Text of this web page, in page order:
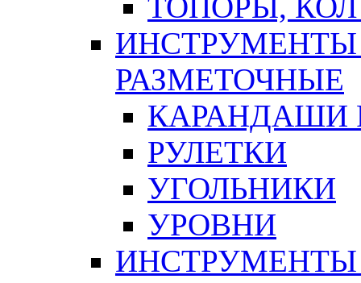
ТОПОРЫ,
ИНСТРУМЕНТЫ
РАЗМЕТОЧНЫЕ
КАРАНДАШИ
РУЛЕТКИ
УГОЛЬНИКИ
УРОВНИ